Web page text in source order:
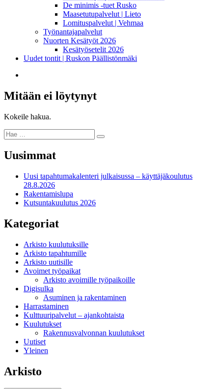
De minimis -tuet Rusko
Maasetutupalvelut | Lieto
Lomituspalvelut | Vehmaa
Työnantajapalvelut
Nuorten Kesätyöt 2026
Kesätyösetelit 2026
Uudet tontit | Ruskon Päällistönmäki
Mitään ei löytynyt
Kokeile hakua.
Hae:
Uusimmat
Uusi tapahtumakalenteri julkaisussa – käyttäjäkoulutus
28.8.2026
Rakentamislupa
Kutsuntakuulutus 2026
Kategoriat
Arkisto kuulutuksille
Arkisto tapahtumille
Arkisto uutisille
Avoimet työpaikat
Arkisto avoimille työpaikoille
Digisulka
Asuminen ja rakentaminen
Harrastaminen
Kulttuuripalvelut – ajankohtaista
Kuulutukset
Rakennusvalvonnan kuulutukset
Uutiset
Yleinen
Arkisto